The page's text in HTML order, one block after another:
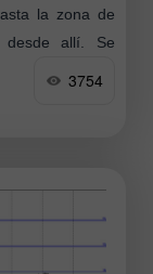
la zona de
desde allí. Se
3754